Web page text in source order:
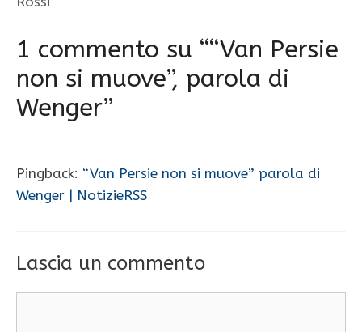
1 commento su ““Van Persie
non si muove”, parola di
Wenger”
Pingback: “Van Persie non si muove” parola di
Wenger | NotizieRSS
Lascia un commento